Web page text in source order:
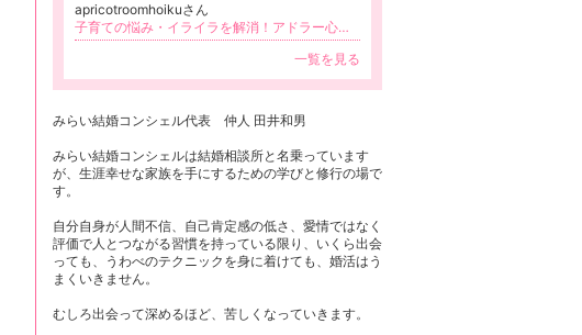
apricotroomhoikuさん
子育ての悩み・イライラを解消！アドラー心理学で笑顔あふれる毎日を♡ 子どもの対応に悩むママのための心のサポーター 工藤直子
一覧を見る
みらい結婚コンシェル代表 仲人 田井和男
みらい結婚コンシェルは結婚相談所と名乗っています
が、生涯幸せな家族を手にするための学びと修行の場で
す。
自分自身が人間不信、自己肯定感の低さ、愛情ではなく
評価で人とつながる習慣を持っている限り、いくら出会
っても、うわべのテクニックを身に着けても、婚活はう
まくいきません。
むしろ出会って深めるほど、苦しくなっていきます。